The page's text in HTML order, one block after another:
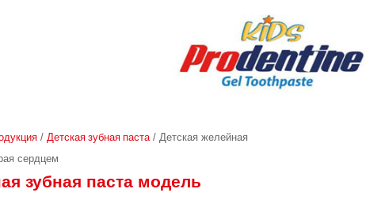
/ Детская зубная паста/ Детская желейная
сердцем
зубная паста модель